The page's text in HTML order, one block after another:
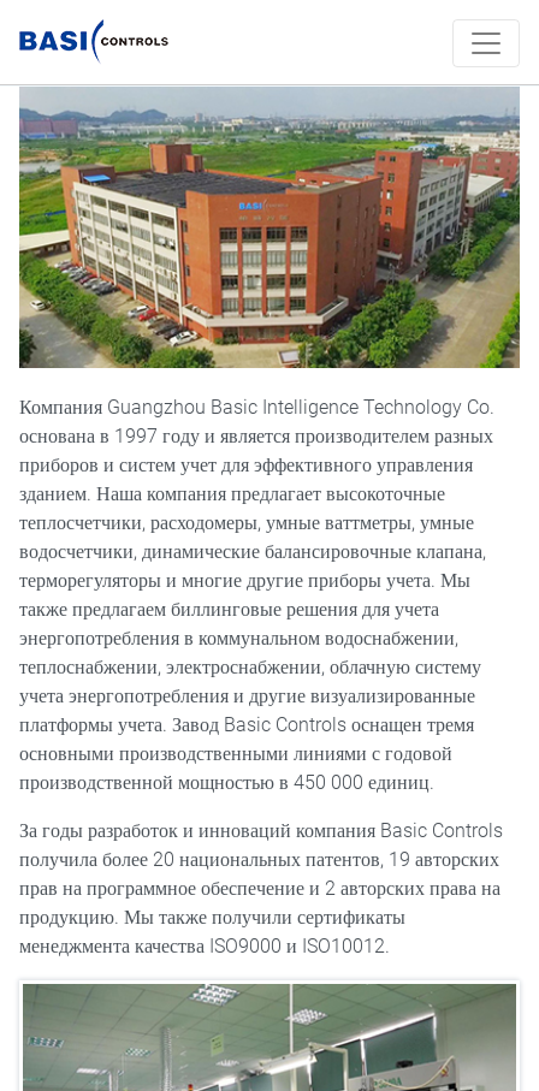
Компания Guangzhou Basic Intelligence Technology Co.
основана в 1997 году и является производителем разных
приборов и систем учет для эффективного управления
зданием. Наша компания предлагает высокоточные
теплосчетчики, расходомеры, умные ваттметры, умные
водосчетчики, динамические балансировочные клапана,
терморегуляторы и многие другие приборы учета. Мы
также предлагаем биллинговые решения для учета
энергопотребления в коммунальном водоснабжении,
теплоснабжении, электроснабжении, облачную систему
учета энергопотребления и другие визуализированные
платформы учета. Завод Basic Controls оснащен тремя
основными производственными линиями с годовой
производственной мощностью в 450 000 единиц.
За годы разработок и инноваций компания Basic Controls
получила более 20 национальных патентов, 19 авторских
прав на программное обеспечение и 2 авторских права на
продукцию. Мы также получили сертификаты
менеджмента качества ISO9000 и ISO10012.